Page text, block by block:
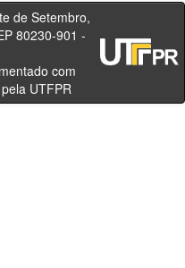
80230-901 -
- Brasil
com
UTFPR